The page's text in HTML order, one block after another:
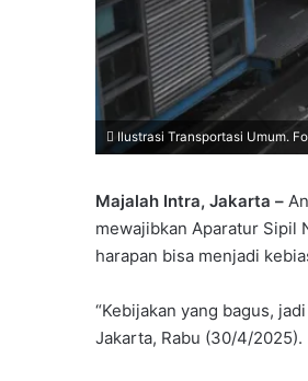
Ilustrasi Transportasi Umum.
Majalah Intra, Jakarta –
mewajibkan Aparatur Sipil
harapan bisa menjadi
“Kebijakan yang bagus,
Jakarta, Rabu (30/4/2025).